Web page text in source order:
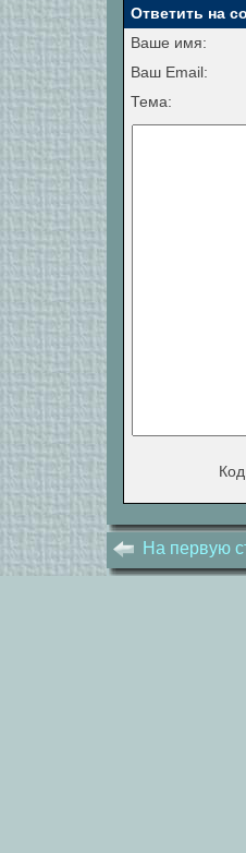
Ответить на
Ваше имя:
Ваш Email:
Тема:
На первую